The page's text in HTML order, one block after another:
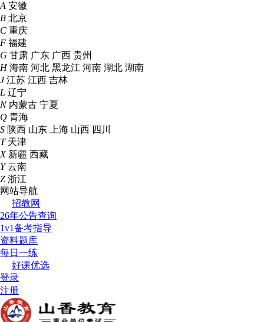
A 安徽
B 北京
C 重庆
F 福建
G 甘肃 广东 广西 贵州
H 海南 河北 黑龙江 河南 湖北 湖南
J 江苏 江西 吉林
L 辽宁
N 内蒙古 宁夏
Q 青海
S 陕西 山东 上海 山西 四川
T 天津
X 新疆 西藏
Y 云南
Z 浙江
网站导航
招教网
26年公告查询
1v1备考指导
资料题库
每日一练
好课优选
登录
注册